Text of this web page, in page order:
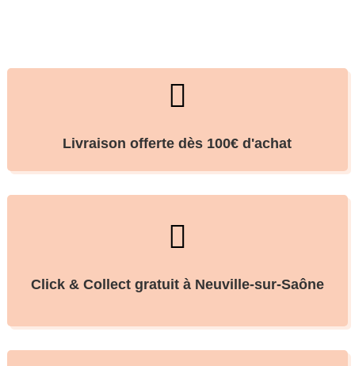

Livraison offerte dès 100€ d'achat

Click & Collect gratuit à Neuville-sur-Saône